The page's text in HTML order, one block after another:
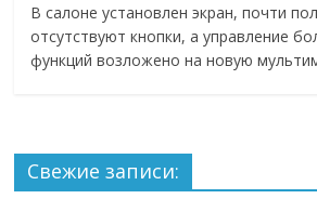
В салоне установлен экран, почти
отсутствуют кнопки, а управление
функций возложено на новую
Свежие записи: